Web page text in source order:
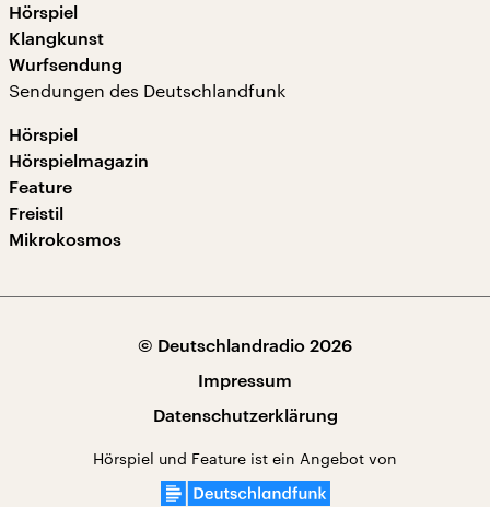
Hörspiel
Klangkunst
Wurfsendung
Sendungen des Deutschlandfunk
Hörspiel
Hörspielmagazin
Feature
Freistil
Mikrokosmos
© Deutschlandradio 2026
Impressum
Datenschutzerklärung
Hörspiel und Feature ist ein Angebot von